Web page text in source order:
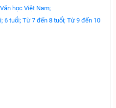
Văn học Việt Nam;
6 tuổi; Từ 7 đến 8 tuổi; Từ 9 đến 10